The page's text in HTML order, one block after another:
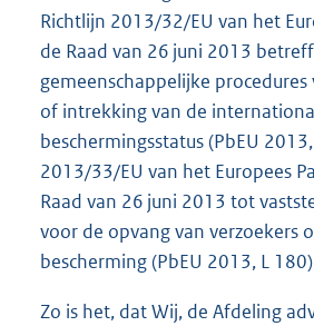
Richtlijn 2013/32/EU van het
de Raad van 26 juni 2013
gemeenschappelijke
of intrekking van de
beschermingsstatus (PbEU
2013/33/EU van het Europees
Raad van 26 juni 2013 tot
voor de opvang van verzoekers
bescherming (PbEU 2013, L
Zo is het, dat Wij, de Afdeling